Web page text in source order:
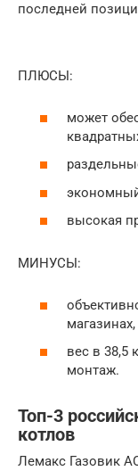
последней
ПЛЮСЫ:
может
высокая
МИНУСЫ:
вес в 38,5
монтаж.
Топ-3
котлов
Лемакс Газовик